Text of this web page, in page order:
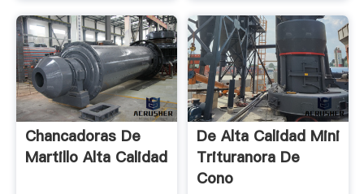
Chancadoras De
Martillo Alta Calidad
De Alta Calidad Mini
Trituranora De
Cono